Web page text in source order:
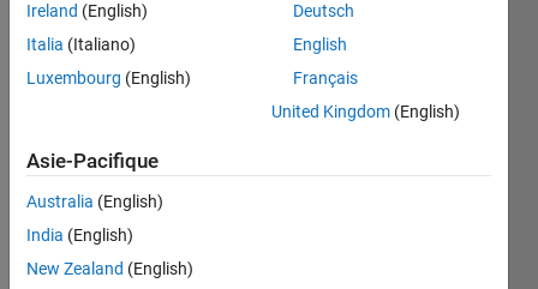
design a
linear
quadratic
continuous
stirred
tank
reactor
(CSTR).
Ireland (English)
Italia (Italiano)
Luxembourg (English)
Deutsch
English
Français
United Kingdom (English)
Asie-Pacifique
Australia (English)
India (English)
New Zealand (English)